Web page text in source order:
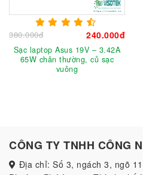
380.000đ 240.000đ
Sạc laptop Asus 19V – 3.42A
65W chân thường, củ sạc
vuông
CÔNG TY TNHH CÔNG
Địa chỉ: Số 3, ngách 3, ngõ